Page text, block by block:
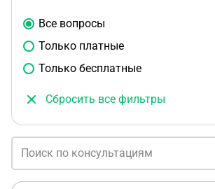
Все вопросы
Только платные
Только бесплатные
Сбросить все фильтры